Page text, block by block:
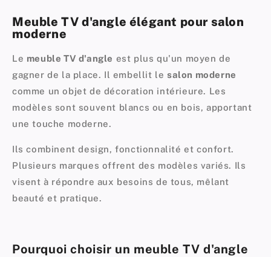
Meuble TV d'angle élégant pour salon
moderne
Le meuble TV d'angle est plus qu'un moyen de
gagner de la place. Il embellit le salon moderne
comme un objet de décoration intérieure. Les
modèles sont souvent blancs ou en bois, apportant
une touche moderne.
Ils combinent design, fonctionnalité et confort.
Plusieurs marques offrent des modèles variés. Ils
visent à répondre aux besoins de tous, mêlant
beauté et pratique.
Pourquoi choisir un meuble TV d'angle